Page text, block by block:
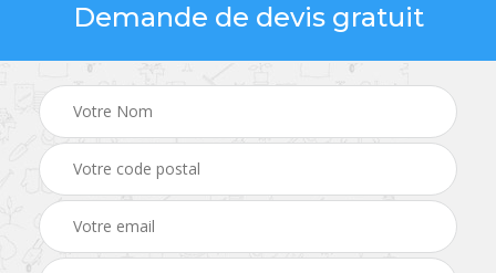
Demande de devis gratuit